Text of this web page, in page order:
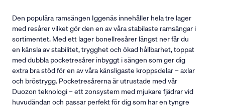
Den populära ramsängen Iggenäs innehåller hela tre lager
med resårer vilket gör den en av våra stabilaste ramsängar i
sortimentet. Med ett lager bonellresårer längst ner får du
en känsla av stabilitet, trygghet och ökad hållbarhet, toppat
med dubbla pocketresårer inbyggt i sängen som ger dig
extra bra stöd för en av våra känsligaste kroppsdelar – axlar
och bröstrygg. Pocketresårerna är utrustade med vår
Duozon teknologi – ett zonsystem med mjukare fjädrar vid
huvudändan och passar perfekt för dig som har en tyngre